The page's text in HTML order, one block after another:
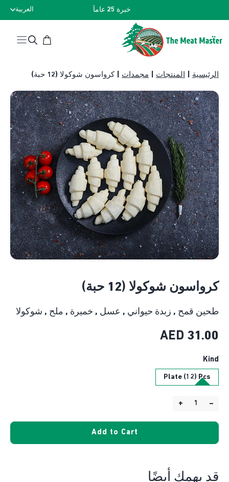
خبرة 25 عاماً العربية
الرئيسية المنتجات مجمدات كرواسون شوكولا (12 حبة)
كرواسون شوكولا (12 حبة)
طحين قمح , زبدة حيواني , عسل , خميرة , ملح , شوكولا
31.00
AED
Kind
Plate (12) Pcs
–
+
Add to Cart
قد يهمك أيضًا